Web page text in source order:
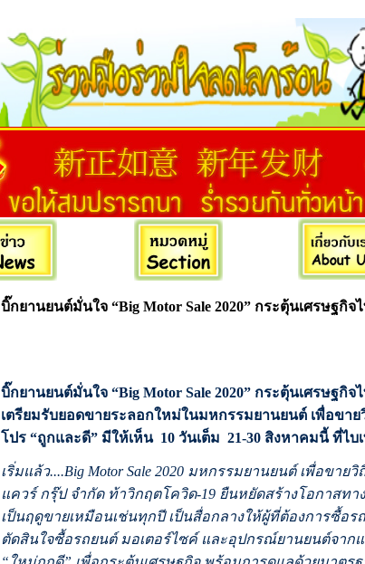
บิ๊กยานยนต์มั่นใจ “Big Motor Sale 2020” กระตุ้นเศรษฐกิจ
บิ๊กยานยนต์มั่นใจ “Big Motor Sale 2020” กระตุ้นเศรษฐกิจ
เตรียมรับยอดขายระลอกใหม่ในมหกรรมยานยนต์ เพื่อขาย
โปร “ถูกและดี” มีให้เห็น 10 วันเต็ม 21-30 สิงหาคมนี้ ที่ไบ
เริ่มแล้ว....Big Motor Sale 2020 มหกรรมยานยนต์ เพื่อขา
แควร์ กรุ๊ป จำกัด ท้าวิกฤตโควิด-19 ยืนหยัดสร้างโอกาสท
เป็นฤดูขายเหมือนเช่นทุกปี เป็นสื่อกลางให้ผู้ที่ต้องการซื้อร
ตัดสินใจซื้อรถยนต์ มอเตอร์ไซค์ และอุปกรณ์ยานยนต์จา